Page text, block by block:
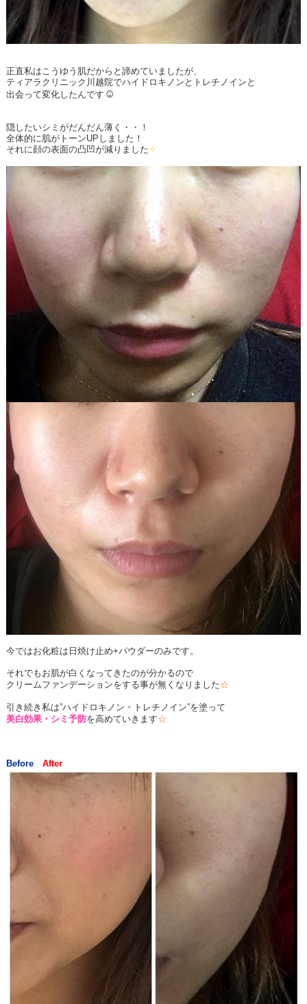
正直私はこうゆう肌だからと諦めていましたが、
ティアラクリニック川越院でハイドロキノンとトレチノインと
出会って変化したんです ☺
隠したいシミがだんだん薄く・・！
全体的に肌がトーンUPしました！
それに顔の表面の凸凹が減りました✧
今ではお化粧は日焼け止め+パウダーのみです。
それでもお肌が白くなってきたのが分かるので
クリームファンデーションをする事が無くなりました☆
引き続き私は”ハイドロキノン・トレチノイン”を塗って
美白効果・シミ予防を高めていきます☆
Before After